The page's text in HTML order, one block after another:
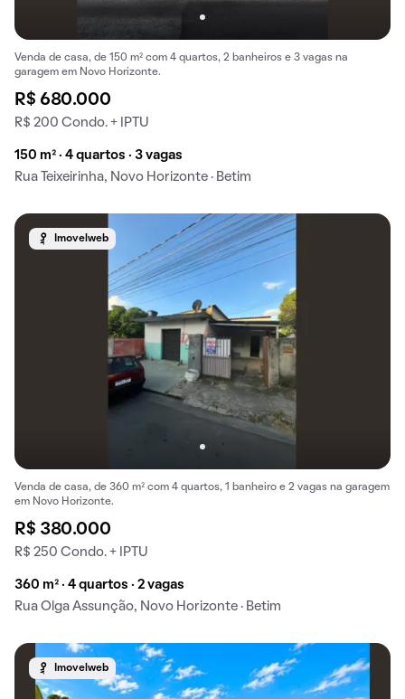
Venda de casa, de 150 m² com 4 quartos, 2 banheiros e 3 vagas na
garagem em Novo Horizonte.
R$ 680.000
R$ 200 Condo. + IPTU
150 m² · 4 quartos · 3 vagas
Rua Teixeirinha, Novo Horizonte · Betim
Imovelweb
Venda de casa, de 360 m² com 4 quartos, 1 banheiro e 2 vagas na garagem
em Novo Horizonte.
R$ 380.000
R$ 250 Condo. + IPTU
360 m² · 4 quartos · 2 vagas
Rua Olga Assunção, Novo Horizonte · Betim
Imovelweb